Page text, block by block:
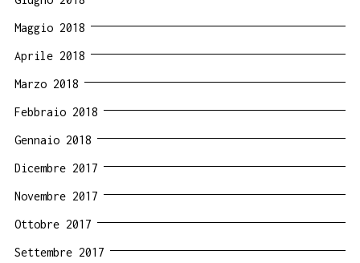
Maggio 2018
Aprile 2018
Marzo 2018
Febbraio 2018
Gennaio 2018
Dicembre 2017
Novembre 2017
Ottobre 2017
Settembre 2017